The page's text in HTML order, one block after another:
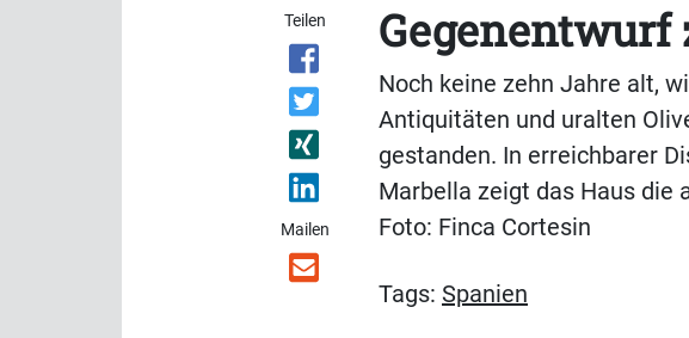
Teilen
Mailen
Gegenentwurf
Noch keine zehn Jahre alt,
Antiquitäten und uralten
gestanden. In erreichbarer
Marbella zeigt das Haus die
Foto: Finca Cortesin
Tags: Spanien